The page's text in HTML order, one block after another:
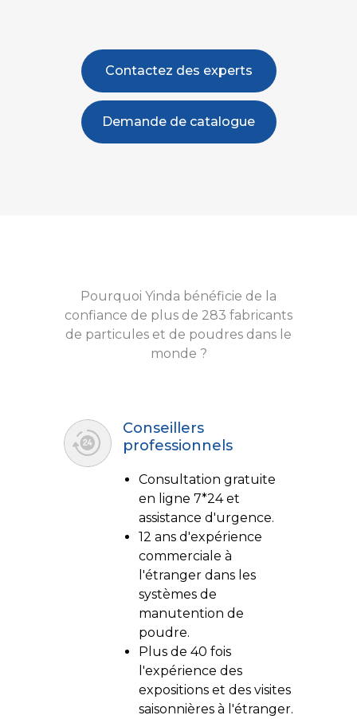
Contactez des experts
Demande de catalogue
Pourquoi Yinda bénéficie de la
confiance de plus de 283 fabricants
de particules et de poudres dans le
monde ?
Conseillers
professionnels
Consultation gratuite
en ligne 7*24 et
assistance d'urgence.
12 ans d'expérience
commerciale à
l'étranger dans les
systèmes de
manutention de
poudre.
Plus de 40 fois
l'expérience des
expositions et des visites
saisonnières à l'étranger.